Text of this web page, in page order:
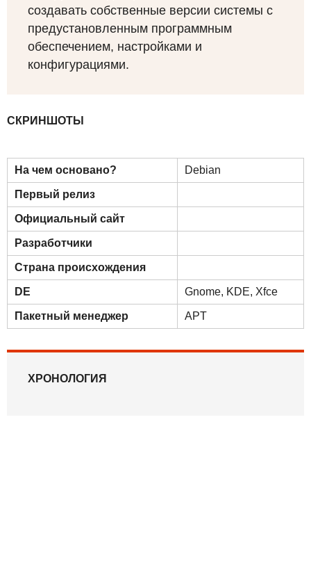
создавать собственные версии системы с
предустановленным программным
обеспечением, настройками и
конфигурациями.
СКРИНШОТЫ
На чем основано? Debian
Первый релиз
Официальный сайт
Разработчики
Страна происхождения
DE Gnome, KDE, Xfce
Пакетный менеджер APT
ХРОНОЛОГИЯ